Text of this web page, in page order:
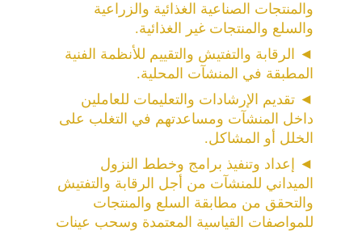
والمنتجات الصناعية الغذائية والزراعية
والسلع والمنتجات غير الغذائية.
◄
الرقابة والتفتيش والتقييم للأنظمة الفنية
المطبقة في المنشآت المحلية.
◄ تقديم الإرشادات والتعليمات للعاملين
داخل المنشآت ومساعدتهم في التغلب على
الخلل أو المشاكل.
◄
إعداد وتنفيذ برامج وخطط النزول
الميداني للمنشآت من أجل الرقابة والتفتيش
والتحقق من مطابقة السلع والمنتجات
للمواصفات القياسية المعتمدة وسحب عينات